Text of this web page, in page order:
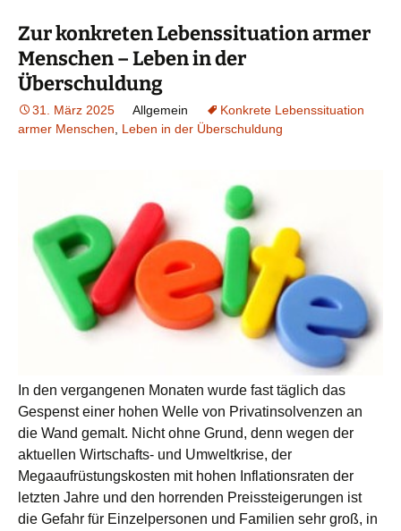
Zur konkreten Lebenssituation armer
Menschen – Leben in der
Überschuldung
31. März 2025 Allgemein
Konkrete Lebenssituation
armer Menschen
Leben in der Überschuldung
In den vergangenen Monaten wurde fast täglich das
Gespenst einer hohen Welle von Privatinsolvenzen an
die Wand gemalt. Nicht ohne Grund, denn wegen der
aktuellen Wirtschafts- und Umweltkrise, der
Megaaufrüstungskosten mit hohen Inflationsraten der
letzten Jahre und den horrenden Preissteigerungen ist
die Gefahr für Einzelpersonen und Familien sehr groß, in